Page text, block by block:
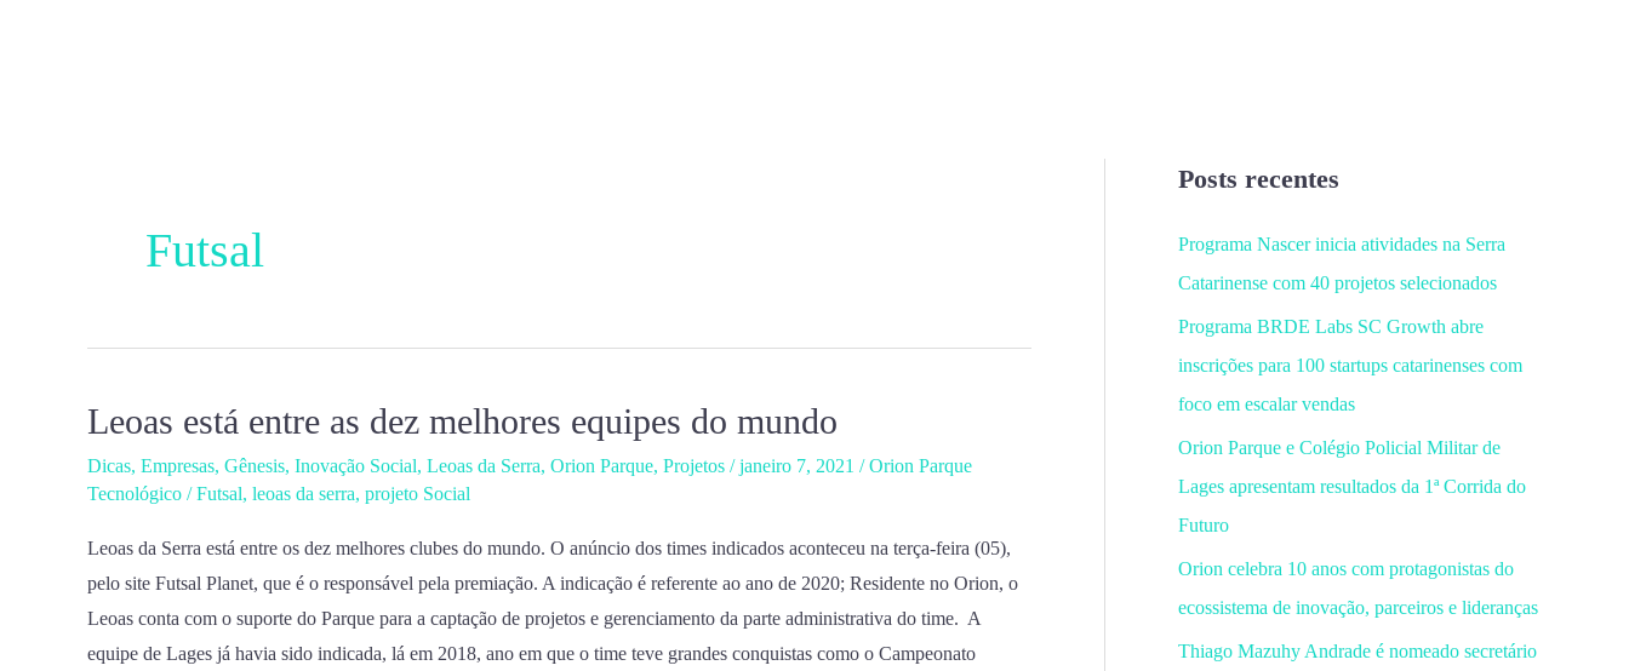
Futsal
Leoas está entre as dez melhores equipes do mundo
Dicas, Empresas, Gênesis, Inovação Social, Leoas da Serra, Orion Parque, Projetos /janeiro 7, 2021 /Orion Parque
Tecnológico /Futsal, leoas da serra, projeto Social
Leoas da Serra está entre os dez melhores clubes do mundo. O anúncio dos times indicados aconteceu na terça-feira (05),
pelo site Futsal Planet, que é o responsável pela premiação. A indicação é referente ao ano de 2020; Residente no Orion, o
Leoas conta com o suporte do Parque para a captação de projetos e gerenciamento da parte administrativa do time. A
equipe de Lages já havia sido indicada, lá em 2018, ano em que o time teve grandes conquistas como o Campeonato
Leoas
entre
dez
melhores
equipes
do
Posts recentes
Programa Nascer inicia atividades na Serra
Catarinense com 40 projetos selecionados
Programa BRDE Labs SC Growth abre
inscrições para 100 startups catarinenses com
foco em escalar vendas
Orion Parque e Colégio Policial Militar de
Lages apresentam resultados da 1ª Corrida do
Futuro
Orion celebra 10 anos com protagonistas do
ecossistema de inovação, parceiros e lideranças
Thiago Mazuhy Andrade é nomeado secretário